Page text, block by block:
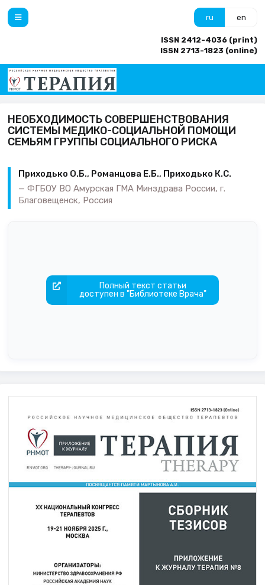
ru en
ISSN 2412-4036 (print)
ISSN 2713-1823 (online)
НЕОБХОДИМОСТЬ СОВЕРШЕНСТВОВАНИЯ
СИСТЕМЫ МЕДИКО-СОЦИАЛЬНОЙ ПОМОЩИ
СЕМЬЯМ ГРУППЫ СОЦИАЛЬНОГО РИСКА
Приходько О.Б., Романцова Е.Б., Приходько К.С.
ФГБОУ ВО Амурская ГМА Минздрава России, г.
Благовещенск, Россия
Полный текст статьи
доступен в "Библиотеке Врача"